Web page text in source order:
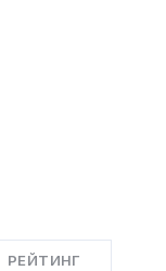
РЕЙТИНГ